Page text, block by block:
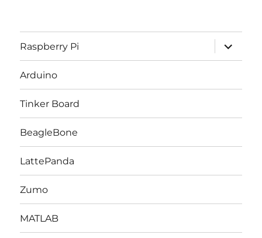
Raspberry Pi
ブ
メ
ー
開
Arduino
Tinker Board
BeagleBone
LattePanda
Zumo
MATLAB